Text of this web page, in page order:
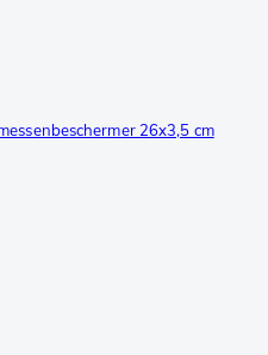
26x3,5 cm